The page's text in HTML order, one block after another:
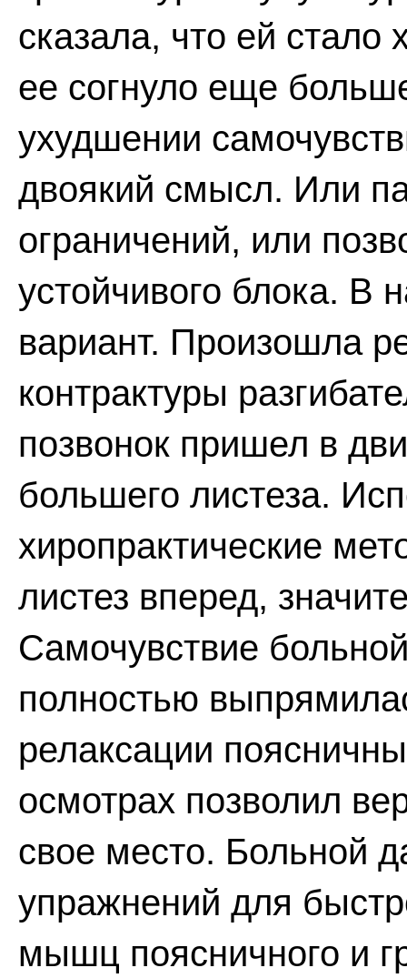
сказала, что ей стало
ее согнуло еще
ухудшении
двоякий смысл. Или
ограничений, или
устойчивого блока. В
вариант. Произошла
контрактуры
позвонок пришел в
большего листеза.
хиропрактические
листез вперед,
Самочувствие
полностью
релаксации
осмотрах позволил
свое место. Больной
упражнений для
мышц поясничного и